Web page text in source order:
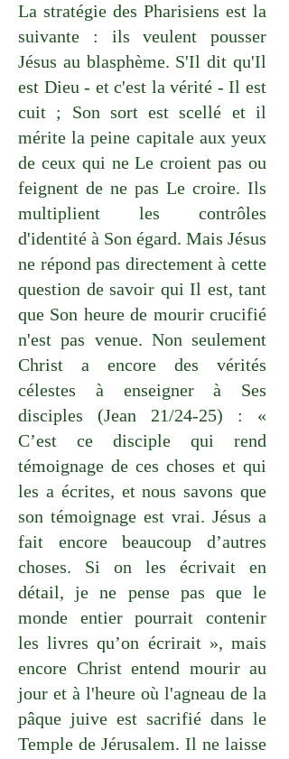
La stratégie des Pharisiens est la
suivante : ils veulent pousser
Jésus au blasphème. S'Il dit qu'Il
est Dieu - et c'est la vérité - Il est
cuit ; Son sort est scellé et il
mérite la peine capitale aux yeux
de ceux qui ne Le croient pas ou
feignent de ne pas Le croire. Ils
multiplient les contrôles
d'identité à Son égard. Mais Jésus
ne répond pas directement à cette
question de savoir qui Il est, tant
que Son heure de mourir crucifié
n'est pas venue. Non seulement
Christ a encore des vérités
célestes à enseigner à Ses
disciples (Jean 21/24-25) : «
C’est ce disciple qui rend
témoignage de ces choses et qui
les a écrites, et nous savons que
son témoignage est vrai. Jésus a
fait encore beaucoup d’autres
choses. Si on les écrivait en
détail, je ne pense pas que le
monde entier pourrait contenir
les livres qu’on écrirait », mais
encore Christ entend mourir au
jour et à l'heure où l'agneau de la
pâque juive est sacrifié dans le
Temple de Jérusalem. Il ne laisse